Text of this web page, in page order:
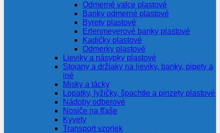
Odmerné valce plastové
Banky odmerné plastové
Byrety plastové
Erlenmeyerové banky plastové
Kadičky plastové
Odmerky plastové
Lieviky a násypky plastové
Stojany a držiaky na lieviky, banky, pipety a
iné
Misky a tácky
Lopatky, lyžičky, špachtle a pinzety plastové
Nádoby odberové
Nosiče na fľaše
Kyvety
Transport vzoriek